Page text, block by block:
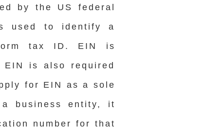
by the US federal
used to identify a
tax ID. EIN is
EIN is also required
for EIN as a sole
business entity, it
number for that